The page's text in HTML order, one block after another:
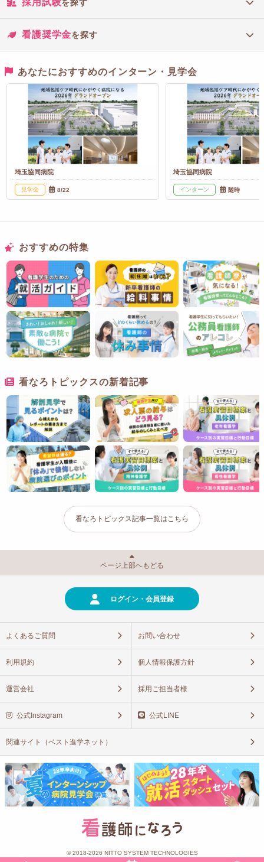
を探す
看護奨学金を探す
あなたにおすすめのインターン・見学会
埼玉協同病院
見学会 8/22
埼玉協同病院
インターン 随時
おすすめの特集
看なろトピックスの新着記事
看なろトピックス記事一覧はこちら
ページ上部へもどる
ログイン・会員登録
よくあるご質問 お問い合わせ
利用規約 個人情報保護方針
運営会社 採用ご担当者様
公式Instagram 公式LINE
関連サイト（ベスト進学ネット）
© 2018-2026 NITTO SYSTEM TECHNOLOGIES